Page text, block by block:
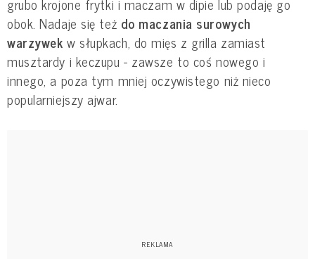
grubo krojone frytki i maczam w dipie lub podaję go
obok. Nadaje się też do maczania surowych
warzywek w słupkach, do mięs z grilla zamiast
musztardy i keczupu - zawsze to coś nowego i
innego, a poza tym mniej oczywistego niż nieco
popularniejszy ajwar.